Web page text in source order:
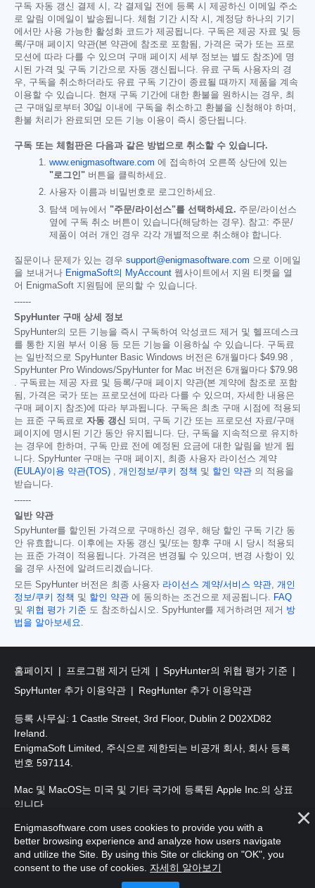
구독 자동 갱신 결제 시, 각 결제일 전에 등록 시 제공하신 이메일 주소
로 알림 이메일이 발송됩니다. 체험 기간 시작 시, 계정당 하나의 기기
에서만 사용 가능한 활성화 코드가 제공됩니다. 구독은 제공 자료 및 등
록/구매 페이지 약관(본 약관에 참조로 포함됨, 가격은 국가 또는 프로
모션에 따라 다를 수 있으며 구매 페이지 세부 정보는 별도 참조)에 명
시된 가격 및 구독 기간으로 자동 갱신됩니다. 유료 구독 사용자의 경
우, 구독을 취소하더라도 유료 구독 기간이 종료될 때까지 제품을 계속
이용할 수 있습니다. 현재 구독 기간에 대한 환불을 원하시는 경우, 최
근 구매일로부터 30일 이내에 구독을 취소하고 환불을 신청해야 하며,
환불 처리가 완료되면 모든 기능 이용이 즉시 중단됩니다.
구독 또는 체험판은 다음과 같은 방법으로 취소할 수 있습니다.
www.enigmasoftware.com 에 접속하여 오른쪽 상단에 있는
"로그인" 버튼을 클릭하세요.
사용자 이름과 비밀번호로 로그인하세요.
탐색 메뉴에서 "주문/라이선스"를 선택하세요. 주문/라이선스
옆에 구독 취소 버튼이 있습니다(해당하는 경우). 참고: 주문/
제품이 여러 개인 경우 각각 개별적으로 취소해야 합니다.
질문이나 문제가 있는 경우 support@enigmasoftware.com 으로 이메일
을 보내거나 EnigmaSoft의 MyAccount 웹사이트에서 지원 티켓을 열
어 EnigmaSoft 지원팀에 문의할 수 있습니다.
------
SpyHunter 구매 상세 정보
SpyHunter의 모든 기능을 즉시 구독하여 악성코드 제거 및 헬프데스크
를 통한 지원 부서 이용 등 모든 기능을 이용하실 수 있습니다. 구독료
는 일반적으로 SpyHunter Basic Windows 버전은 6개월마다 $49.98
SpyHunter Pro Windows/SpyHunter for Mac 버전은 6개월마다 $79.98
. 구독료는 제공 자료 및 등록/구매 페이지 약관(본 계약에 참조로 포함
됨, 가격은 국가 또는 프로모션에 따라 다를 수 있으며, 자세한 내용은
구매 페이지 참조)에 따라 부과됩니다. 구독은 최초 구매 시점에 적용되
는 표준 구독료로 자동 갱신
되며, 구독 기간 또는 프로모션 자료/구매
페이지에 명시된 기간 동안 유지됩니다. 단, 구독을 지속적으로 유지하
는 경우에 한하며, 구독 만료 전에 예정된 요금에 대한 알림을 받게 됩
니다. SpyHunter 구매는 구매 페이지, 최종 사용자 라이선스 계약
(EULA)/이용 약관(TOS)
개인정보/쿠키 정책 및 할인 약관 의 적용을
받습니다.
------
일반 약관
SpyHunter를 할인된 가격으로 구매하신 경우, 해당 할인 구독 기간 동
안 유효합니다. 이후에는 자동 갱신 및/또는 향후 구매 시 당시 적용되
는 표준 가격이 적용됩니다. 가격은 변경될 수 있으며, 변경 사항이 있
을 경우 사전에 알려드리겠습니다.
모든 SpyHunter 버전은 최종 사용자 라이선스 계약/서비스 약관
개인
정보/쿠키 정책 및 할인 약관 에 동의하는 조건으로 제공됩니다.
FAQ
및 위협 평가 기준 도 참조하십시오. SpyHunter를 제거하려면 제거 방
법을 알아보세요
홈페이지 프로그램 제거 단계
SpyHunter의 위협 평가 기준
SpyHunter 추가 이용약관
RegHunter 추가 이용약관
등록 사무실: 1 Castle Street, 3rd Floor, Dublin 2 D02XD82
Ireland.
EnigmaSoft Limited, 주식으로 제한되는 비공개 회사, 회사 등록
번호 597114.
Mac 및 MacOS는 미국 및 기타 국가에 등록된 Apple Inc.의 상표
입니다.
저작권 2016-2026. EnigmaSoft Ltd. 판권 소유.
Enigmasoftware.com uses cookies to provide you with a
better browsing experience and analyze how users navigate
and utilize the Site. By using this Site or clicking on "OK", you
consent to the use of cookies. 자세히 알아보기